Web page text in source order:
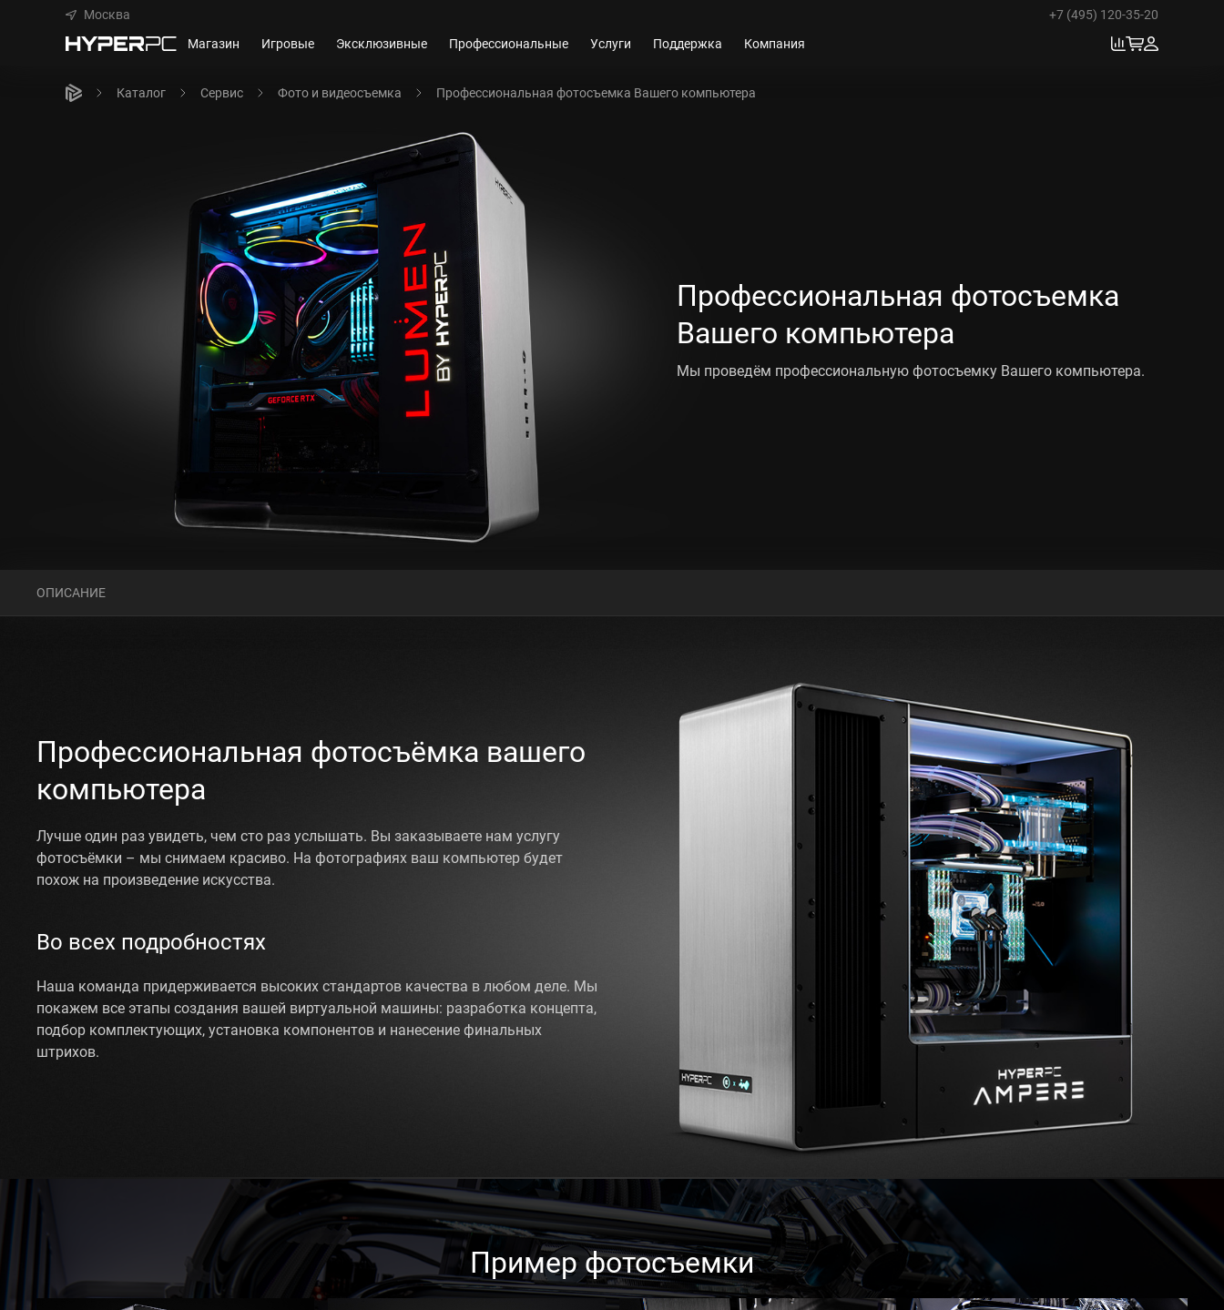
Москва
+7 (495) 120-35-20
Магазин
Игровые Эксклюзивные Профессиональные Услуги Поддержка Компания
Каталог Сервис Фото и видеосъемка Профессиональная фотосъемка Вашего компьютера
Профессиональная фотосъемка
Вашего компьютера
Мы проведём профессиональную фотосъемку Вашего компьютера.
ОПИСАНИЕ
Профессиональная фотосъёмка вашего
компьютера
Лучше один раз увидеть, чем сто раз услышать. Вы заказываете нам услугу
фотосъёмки – мы снимаем красиво. На фотографиях ваш компьютер будет
похож на произведение искусства.
Во всех подробностях
Наша команда придерживается высоких стандартов качества в любом деле. Мы
покажем все этапы создания вашей виртуальной машины: разработка концепта,
подбор комплектующих, установка компонентов и нанесение финальных
штрихов.
Пример фотосъемки